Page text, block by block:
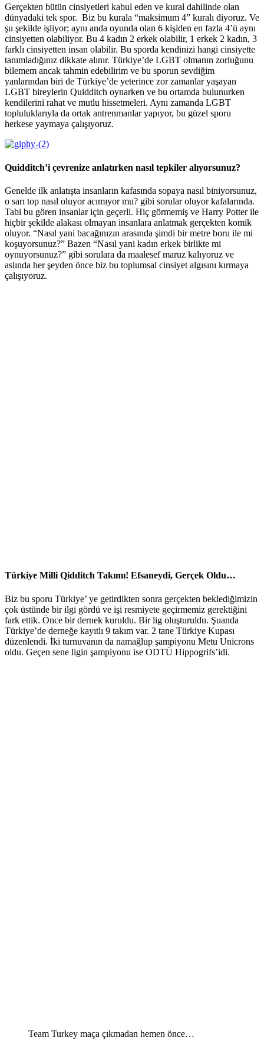
Gerçekten bütün cinsiyetleri kabul eden ve kural dahilinde olan
dünyadaki tek spor. Biz bu kurala “maksimum 4” kuralı diyoruz. Ve
şu şekilde işliyor; aynı anda oyunda olan 6 kişiden en fazla 4’ü aynı
cinsiyetten olabiliyor. Bu 4 kadın 2 erkek olabilir, 1 erkek 2 kadın, 3
farklı cinsiyetten insan olabilir. Bu sporda kendinizi hangi cinsiyette
tanımladığınız dikkate alınır. Türkiye’de LGBT olmanın zorluğunu
bilemem ancak tahmin edebilirim ve bu sporun sevdiğim
yanlarından biri de Türkiye’de yeterince zor zamanlar yaşayan
LGBT bireylerin Quidditch oynarken ve bu ortamda bulunurken
kendilerini rahat ve mutlu hissetmeleri. Aynı zamanda LGBT
topluluklarıyla da ortak antrenmanlar yapıyor, bu güzel sporu
herkese yaymaya çalışıyoruz.
Quidditch’i çevrenize anlatırken nasıl tepkiler alıyorsunuz?
Genelde ilk anlatışta insanların kafasında sopaya nasıl biniyorsunuz,
o sarı top nasıl oluyor acımıyor mu? gibi sorular oluyor kafalarında.
Tabi bu gören insanlar için geçerli. Hiç görmemiş ve Harry Potter ile
hiçbir şekilde alakası olmayan insanlara anlatmak gerçekten komik
oluyor. “Nasıl yani bacağınızın arasında şimdi bir metre boru ile mi
koşuyorsunuz?” Bazen “Nasıl yani kadın erkek birlikte mi
oynuyorsunuz?” gibi sorulara da maalesef maruz kalıyoruz ve
aslında her şeyden önce biz bu toplumsal cinsiyet algısını kırmaya
çalışıyoruz.
Türkiye Milli Qidditch Takımı! Efsaneydi, Gerçek Oldu…
Biz bu sporu Türkiye’ ye getirdikten sonra gerçekten beklediğimizin
çok üstünde bir ilgi gördü ve işi resmiyete geçirmemiz gerektiğini
fark ettik. Önce bir dernek kuruldu. Bir lig oluşturuldu. Şuanda
Türkiye’de derneğe kayıtlı 9 takım var. 2 tane Türkiye Kupası
düzenlendi. İki turnuvanın da namağlup şampiyonu Metu Unicrons
oldu. Geçen sene ligin şampiyonu ise ODTÜ Hippogrifs’idi.
Team Turkey maça çıkmadan hemen önce…